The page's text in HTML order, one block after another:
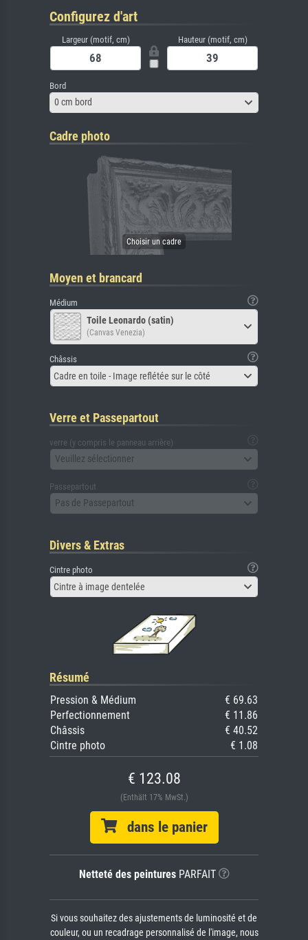
Configurez d'art
Largeur (motif, cm) Hauteur (motif, cm)
Bord
0 cm bord
Cadre photo
Moyen et brancard
Médium
Toile Leonardo (satin)
(Canvas Venezia)
Châssis
Cadre en toile - Image reflétée sur le côté
Verre et Passepartout
verre (y compris le panneau arrière)
Veuillez sélectionner
Passepartout
Pas de Passepartout
Divers & Extras
Cintre photo
Cintre à image dentelée
Résumé
Pression & Médium
€ 69.63
Perfectionnement
€ 11.86
Châssis
€ 40.52
Cintre photo
€ 1.08
€ 123.08
(Enthält 17% MwSt.)
dans le panier
Netteté des peinturesPARFAIT
Si vous souhaitez des ajustements de luminosité et de
couleur, ou un recadrage personnalisé de l'image, nous